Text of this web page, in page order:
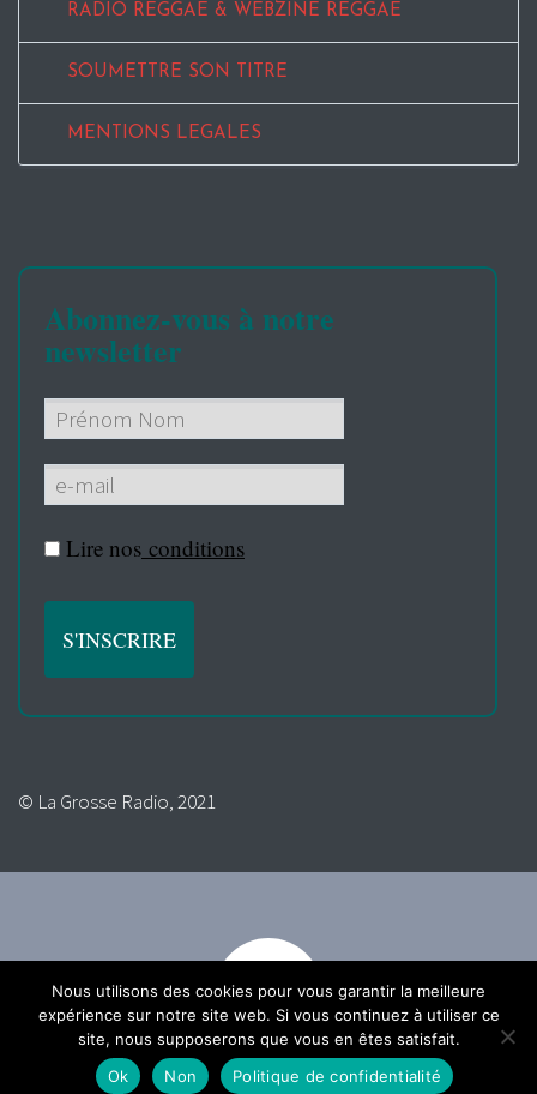
RADIO REGGAE & WEBZINE REGGAE
SOUMETTRE SON TITRE
MENTIONS LEGALES
Abonnez-vous à notre
newsletter
Lire nos conditions
© La Grosse Radio, 2021
Nous utilisons des cookies pour vous garantir la meilleure
expérience sur notre site web. Si vous continuez à utiliser ce
site, nous supposerons que vous en êtes satisfait.
Ok
Non Politique de confidentialité